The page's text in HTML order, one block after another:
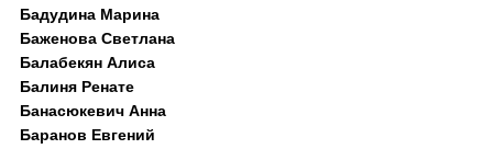
Бадудина Марина
Баженова Светлана
Балабекян Алиса
Балиня Ренате
Банасюкевич Анна
Баранов Евгений